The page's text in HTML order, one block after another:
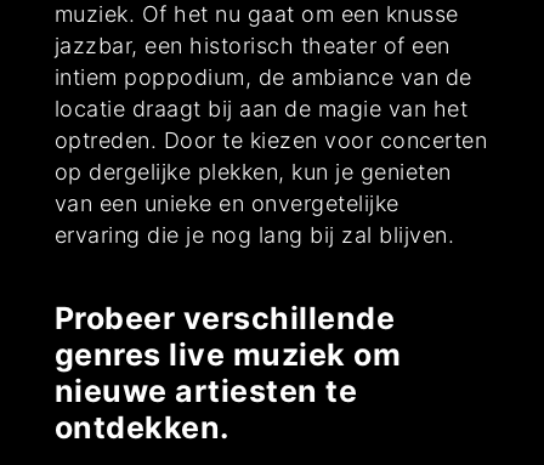
muziek. Of het nu gaat om een knusse
jazzbar, een historisch theater of een
intiem poppodium, de ambiance van de
locatie draagt bij aan de magie van het
optreden. Door te kiezen voor concerten
op dergelijke plekken, kun je genieten
van een unieke en onvergetelijke
ervaring die je nog lang bij zal blijven.
Probeer verschillende
genres live muziek om
nieuwe artiesten te
ontdekken.